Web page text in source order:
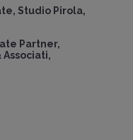
Studio Pirola,
Partner,
Associati,